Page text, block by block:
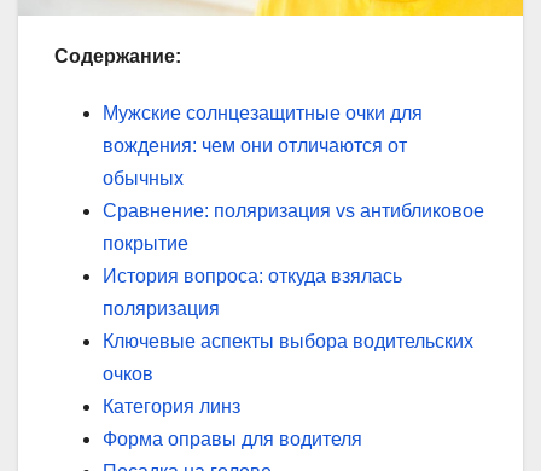
Содержание:
Мужские солнцезащитные очки для
вождения: чем они отличаются от
обычных
Сравнение: поляризация vs антибликовое
покрытие
История вопроса: откуда взялась
поляризация
Ключевые аспекты выбора водительских
очков
Категория линз
Форма оправы для водителя